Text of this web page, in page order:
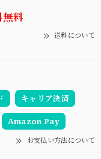
無料
送料について
キャリア決済
Amazon Pay
お支払い方法について